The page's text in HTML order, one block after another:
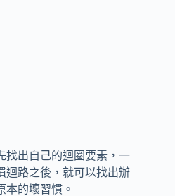
找出自己的迴圈要素，一
迴路之後，就可以找出辦
本的壞習慣。